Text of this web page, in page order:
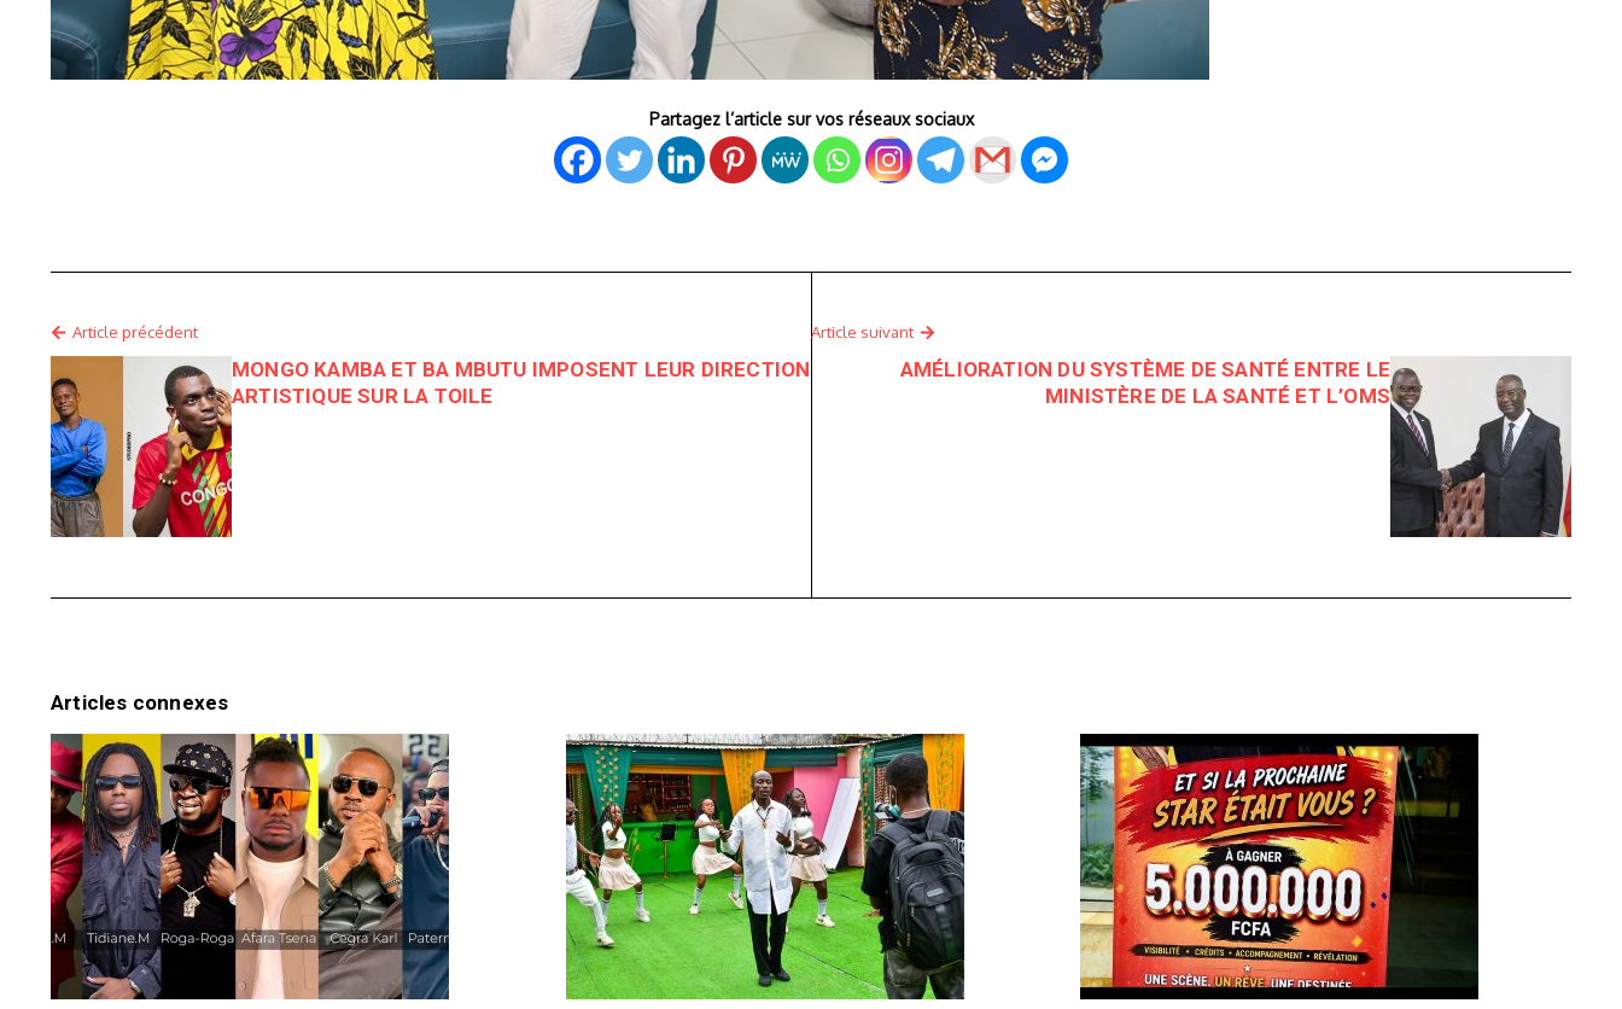
Partagez l’article sur vos réseaux sociaux
Article précédent
MONGO KAMBA ET BA MBUTU IMPOSENT LEUR DIRECTION
ARTISTIQUE SUR LA TOILE
Article suivant
AMÉLIORATION DU SYSTÈME DE SANTÉ ENTRE LE
MINISTÈRE DE LA SANTÉ ET L’OMS
Articles connexes